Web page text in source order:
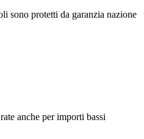
sono protetti da garanzia nazione
anche per importi bassi